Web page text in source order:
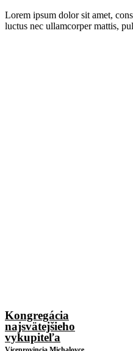
Lorem ipsum dolor sit amet,
luctus nec ullamcorper mattis,
Kongregácia
najsvätejšieho
vykupiteľa